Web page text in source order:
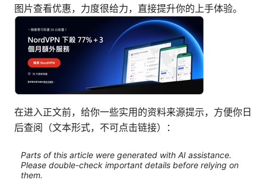
图片查看优惠，力度很给力，直接提升你的上手体验。
在进入正文前，给你一些实用的资料来源提示，方便你日
后查阅（文本形式，不可点击链接）：
Parts of this article were generated with AI assistance.
Please double-check important details before relying on
them.